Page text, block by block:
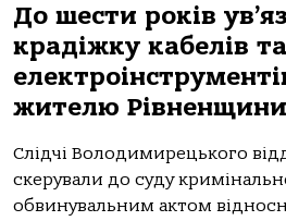
До шести років
крадіжку кабелів та
жителю Рівненщини
Слідчі Володимирецького
скерували до суду
обвинувальним актом